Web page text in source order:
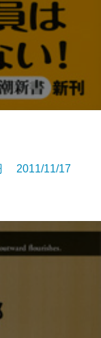
2011/11/17